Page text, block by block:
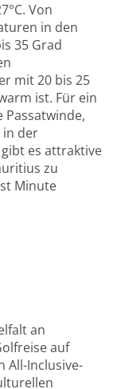
Von
in den
35 Grad
mit 20 bis 25
ist. Für ein
Passatwinde,
in der
es attraktive
zu
Minute
an
auf
All-Inclusive-